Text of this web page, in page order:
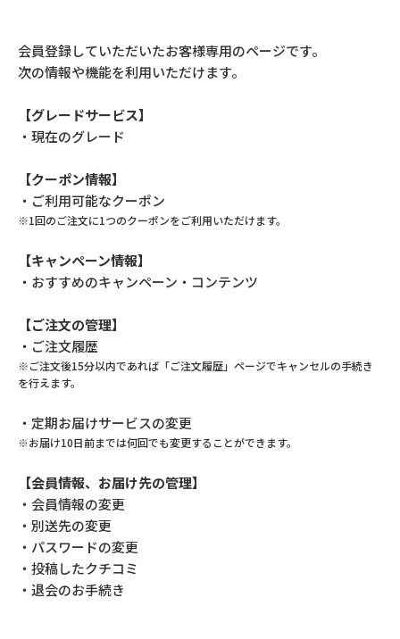
会員登録していただいたお客様専用のページです。
次の情報や機能を利用いただけます。
【グレードサービス】
・現在のグレード
【クーポン情報】
・ご利用可能なクーポン
※1回のご注文に1つのクーポンをご利用いただけます。
【キャンペーン情報】
・おすすめのキャンペーン・コンテンツ
【ご注文の管理】
・ご注文履歴
※ご注文後15分以内であれば「ご注文履歴」ページでキャンセルの手続き
を行えます。
・定期お届けサービスの変更
※お届け10日前までは何回でも変更することができます。
【会員情報、お届け先の管理】
・会員情報の変更
・別送先の変更
・パスワードの変更
・投稿したクチコミ
・退会のお手続き